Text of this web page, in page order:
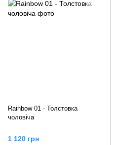
Rainbow 01 - Толстовка
чоловіча
1 120 грн